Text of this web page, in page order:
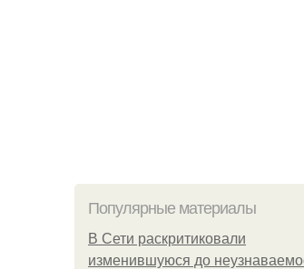
Популярные материалы
В Сети раскритиковали
изменившуюся до